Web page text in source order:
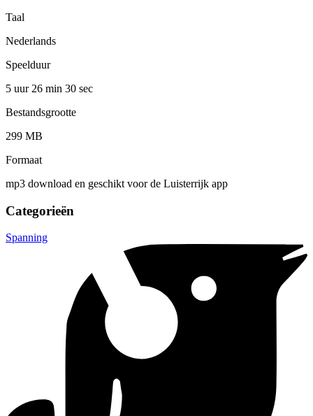
Taal
Nederlands
Speelduur
5 uur 26 min 30 sec
Bestandsgrootte
299 MB
Formaat
mp3 download en geschikt voor de Luisterrijk app
Categorieën
Spanning